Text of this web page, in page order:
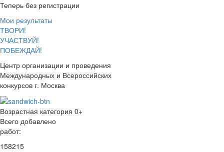
Теперь без регистрации
Мои результаты
ТВОРИ!
УЧАСТВУЙ!
ПОБЕЖДАЙ!
Центр организации и проведения
Международных и Всероссийских
конкурсов г. Москва
Возрастная категория 0+
Всего добавлено
работ:
158215